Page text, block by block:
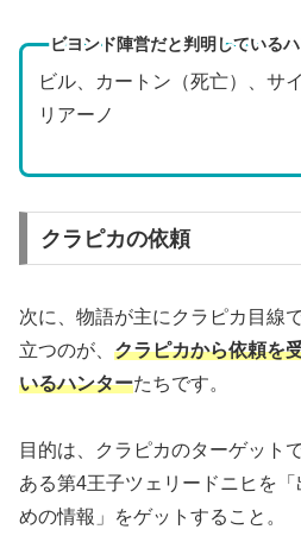
ビヨンド陣営だと判明している
ビル、カートン（死亡）、サ
リアーノ
クラピカの依頼
次に、物語が主にクラピカ目線
立つのが、 クラピカから依頼を
いるハンターたちです。
目的は、クラピカのターゲット
ある第4王子ツェリードニヒを
めの情報」をゲットすること。